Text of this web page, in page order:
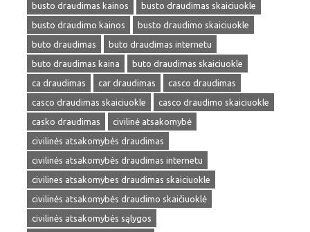
busto draudimas kainos
busto draudimas skaiciuokle
busto draudimo kainos
busto draudimo skaiciuokle
buto draudimas
buto draudimas internetu
buto draudimas kaina
buto draudimas skaiciuokle
ca draudimas
car draudimas
casco draudimas
casco draudimas skaiciuokle
casco draudimo skaiciuokle
casko draudimas
civilinė atsakomybė
civilinės atsakomybės draudimas
civilinės atsakomybės draudimas internetu
civilines atsakomybes draudimas skaiciuokle
civilinės atsakomybės draudimo skaičiuoklė
civilinės atsakomybės sąlygos